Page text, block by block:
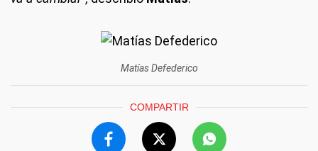
Matías Defederico
COMPARTIR